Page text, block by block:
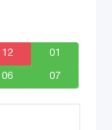
12 01
06 07